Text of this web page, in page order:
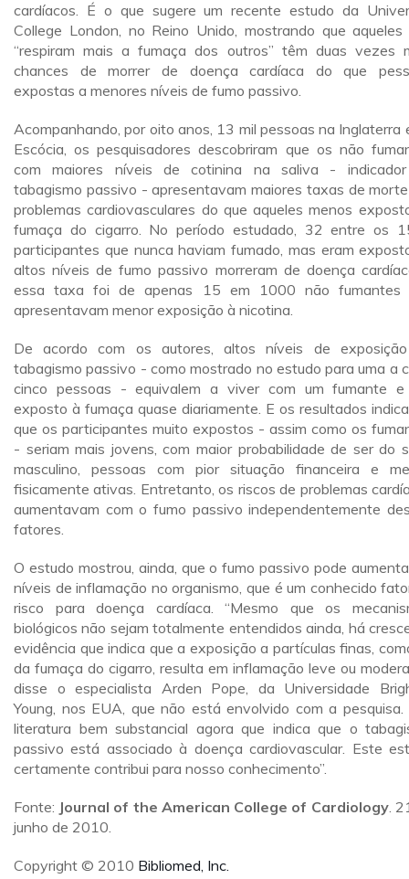
cardíacos. É o que sugere um recente estudo da
College London, no Reino Unido, mostrando que aqueles
“respiram mais a fumaça dos outros” têm duas vezes
chances de morrer de doença cardíaca do que
expostas a menores níveis de fumo passivo.
Acompanhando, por oito anos, 13 mil pessoas na Inglaterra
Escócia, os pesquisadores descobriram que os não
com maiores níveis de cotinina na saliva -
tabagismo passivo - apresentavam maiores taxas de
problemas cardiovasculares do que aqueles menos
fumaça do cigarro. No período estudado, 32 entre os
participantes que nunca haviam fumado, mas eram
altos níveis de fumo passivo morreram de doença
essa taxa foi de apenas 15 em 1000 não fumantes
apresentavam menor exposição à nicotina.
De acordo com os autores, altos níveis de
tabagismo passivo - como mostrado no estudo para uma a
cinco pessoas - equivalem a viver com um fumante
exposto à fumaça quase diariamente. E os resultados
que os participantes muito expostos - assim como os
- seriam mais jovens, com maior probabilidade de ser do
masculino, pessoas com pior situação financeira e
fisicamente ativas. Entretanto, os riscos de problemas
aumentavam com o fumo passivo independentemente
fatores.
O estudo mostrou, ainda, que o fumo passivo pode
níveis de inflamação no organismo, que é um conhecido
risco para doença cardíaca. “Mesmo que os
biológicos não sejam totalmente entendidos ainda, há
evidência que indica que a exposição a partículas finas,
da fumaça do cigarro, resulta em inflamação leve ou
disse o especialista Arden Pope, da Universidade
Young, nos EUA, que não está envolvido com a pesquisa.
literatura bem substancial agora que indica que o
passivo está associado à doença cardiovascular. Este
certamente contribui para nosso conhecimento”.
Fonte: Journal of the American College of Cardiology.
junho de 2010.
Copyright © 2010 Bibliomed, Inc.